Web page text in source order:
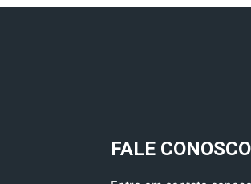
FALE CONOSCO